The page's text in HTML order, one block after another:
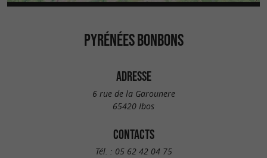
PYRÉNÉES BONBONS
ADRESSE
6 rue de la Garounere
65420 Ibos
CONTACTS
Tél. : 05 62 42 04 75